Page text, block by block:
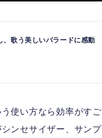
、歌う美しいバラードに感動
使い方なら効率がすご
ンセサイザー、サンプ